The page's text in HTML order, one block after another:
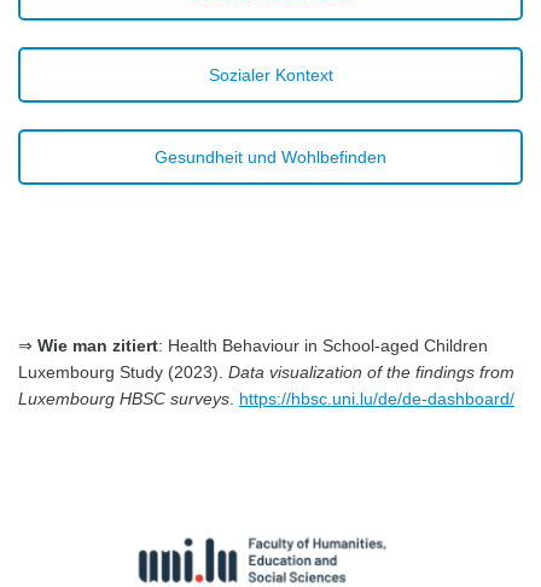
Sozialer Kontext
Gesundheit und Wohlbefinden
⇒ Wie man zitiert: Health Behaviour in School-aged Children
Luxembourg Study (2023). Data visualization of the findings from
Luxembourg HBSC surveys https://hbsc.uni.lu/de/de-dashboard/